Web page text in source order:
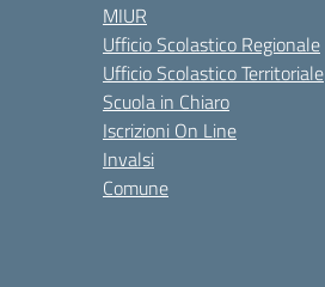
MIUR
Ufficio Scolastico Regionale
Ufficio Scolastico Territoriale
Scuola in Chiaro
Iscrizioni On Line
Invalsi
Comune